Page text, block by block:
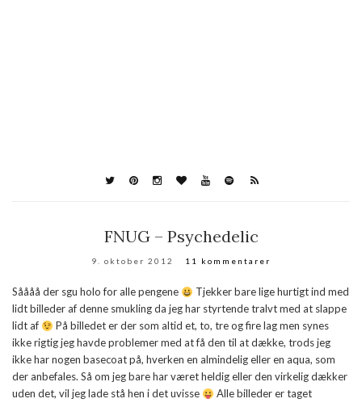
FNUG – Psychedelic
9. oktober 2012 11 kommentarer
Såååå der sgu holo for alle pengene
Tjekker bare lige hurtigt ind med
lidt billeder af denne smukling da jeg har styrtende tralvt med at slappe
lidt af
På billedet er der som altid et, to, tre og fire lag men synes
ikke rigtig jeg havde problemer med at få den til at dække, trods jeg
ikke har nogen basecoat på, hverken en almindelig eller en aqua, som
der anbefales. Så om jeg bare har været heldig eller den virkelig dækker
uden det, vil jeg lade stå hen i det uvisse
Alle billeder er taget